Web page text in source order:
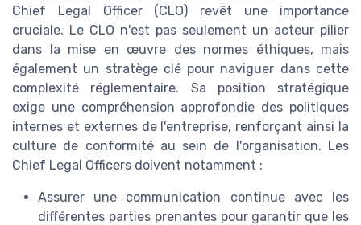
Chief Legal Officer (CLO) revêt une importance
cruciale. Le CLO n'est pas seulement un acteur pilier
dans la mise en œuvre des normes éthiques, mais
également un stratège clé pour naviguer dans cette
complexité réglementaire. Sa position stratégique
exige une compréhension approfondie des politiques
internes et externes de l'entreprise, renforçant ainsi la
culture de conformité au sein de l'organisation. Les
Chief Legal Officers doivent notamment :
Assurer une communication continue avec les
différentes parties prenantes pour garantir que les